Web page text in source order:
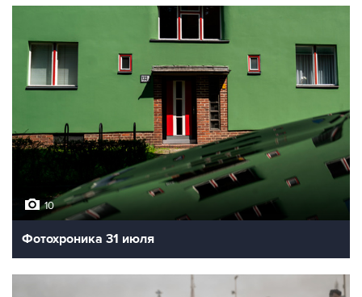
10
Фотохроника 31 июля